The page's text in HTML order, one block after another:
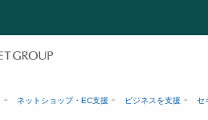
ネットショップ・EC支援 ビジネスを支援 セ